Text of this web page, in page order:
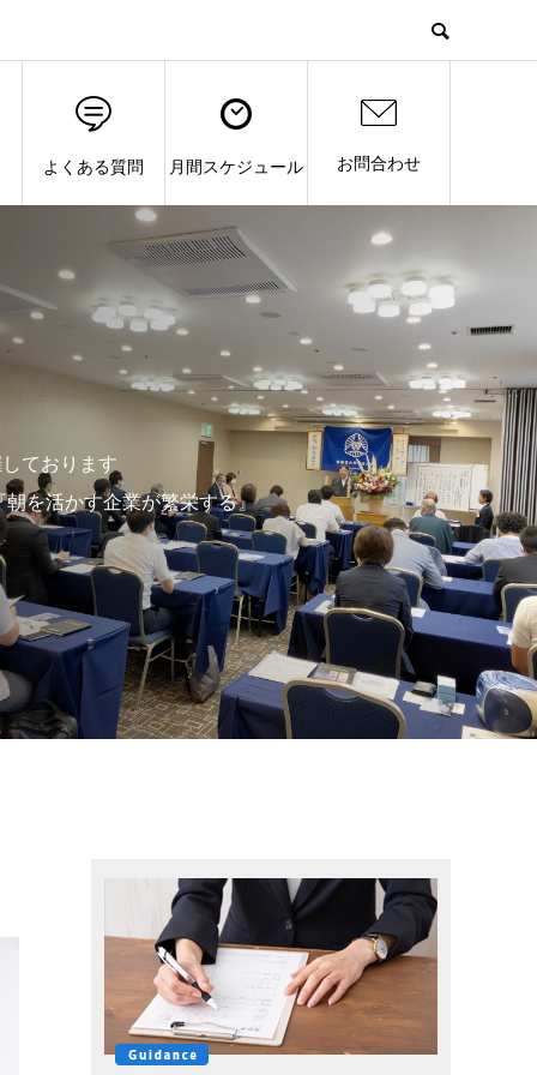
よくある質問 月間スケジュール お問合わせ
ております
を活かす企業が繁栄する』